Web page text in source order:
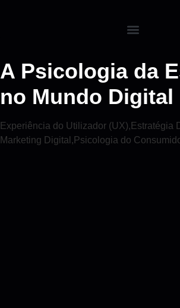
A Psicologia da
no Mundo Digital
Experiência do Utilizador (UX), Estratégia
Marketing Digital , Psicologia do